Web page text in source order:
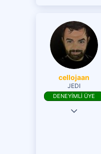
cellojaan
JEDI
DENEYİMLİ ÜYE
20 Eki 2017